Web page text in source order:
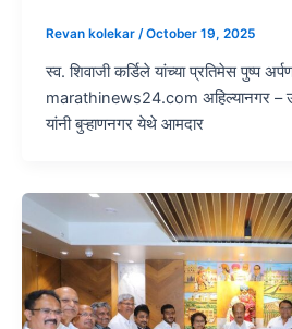
Revan kolekar /October 19, 2025
स्व. शिवाजी कर्डिले यांच्या प्रतिमेस पुष्प
marathinews24.com अहिल्यानगर –
यांनी बुऱ्हाणनगर येथे आमदार